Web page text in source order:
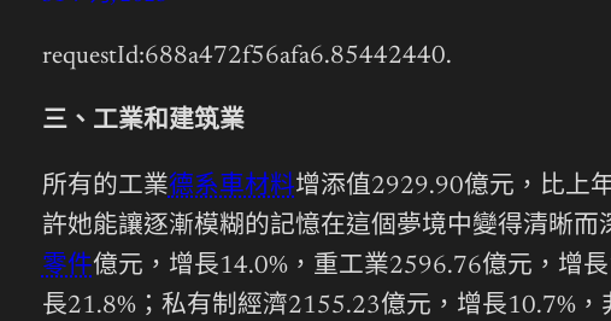
requestId:688a472f56afa6.85442440.
三、工業和建筑業
所有的工業德系車材料增添值2929.90億元，比上
許她能讓逐漸模糊的記憶在這個夢境中變得清晰
零件億元，增長14.0%，重工業2596.76億元，增
長21.8%；私有制經濟2155.23億元，增長10.7%